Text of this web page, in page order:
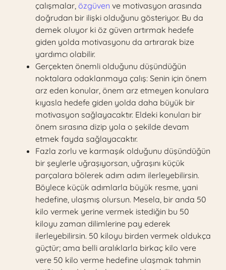
çalışmalar, özgüven ve motivasyon arasında
doğrudan bir ilişki olduğunu gösteriyor. Bu da
demek oluyor ki öz güven artırmak hedefe
giden yolda motivasyonu da artırarak bize
yardımcı olabilir.
Gerçekten önemli olduğunu düşündüğün
noktalara odaklanmaya çalış: Senin için önem
arz eden konular, önem arz etmeyen konulara
kıyasla hedefe giden yolda daha büyük bir
motivasyon sağlayacaktır. Eldeki konuları bir
önem sırasına dizip yola o şekilde devam
etmek fayda sağlayacaktır.
Fazla zorlu ve karmaşık olduğunu düşündüğün
bir şeylerle uğraşıyorsan, uğraşını küçük
parçalara bölerek adım adım ilerleyebilirsin.
Böylece küçük adımlarla büyük resme, yani
hedefine, ulaşmış olursun. Mesela, bir anda 50
kilo vermek yerine vermek istediğin bu 50
kiloyu zaman dilimlerine pay ederek
ilerleyebilirsin. 50 kiloyu birden vermek oldukça
güçtür; ama belli aralıklarla birkaç kilo vere
vere 50 kilo verme hedefine ulaşmak tahmin